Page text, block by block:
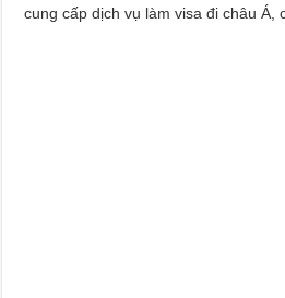
cung cấp dịch vụ làm visa đi châu Á,